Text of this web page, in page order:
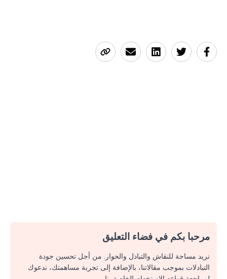
مرحبا بكم في فضاء التعليق
نريد مساحة للنقاش والتبادل والحوار. من أجل تحسين جودة
التبادلات بموجب مقالاتنا، بالإضافة إلى تجربة مساهمتك، ندعوك